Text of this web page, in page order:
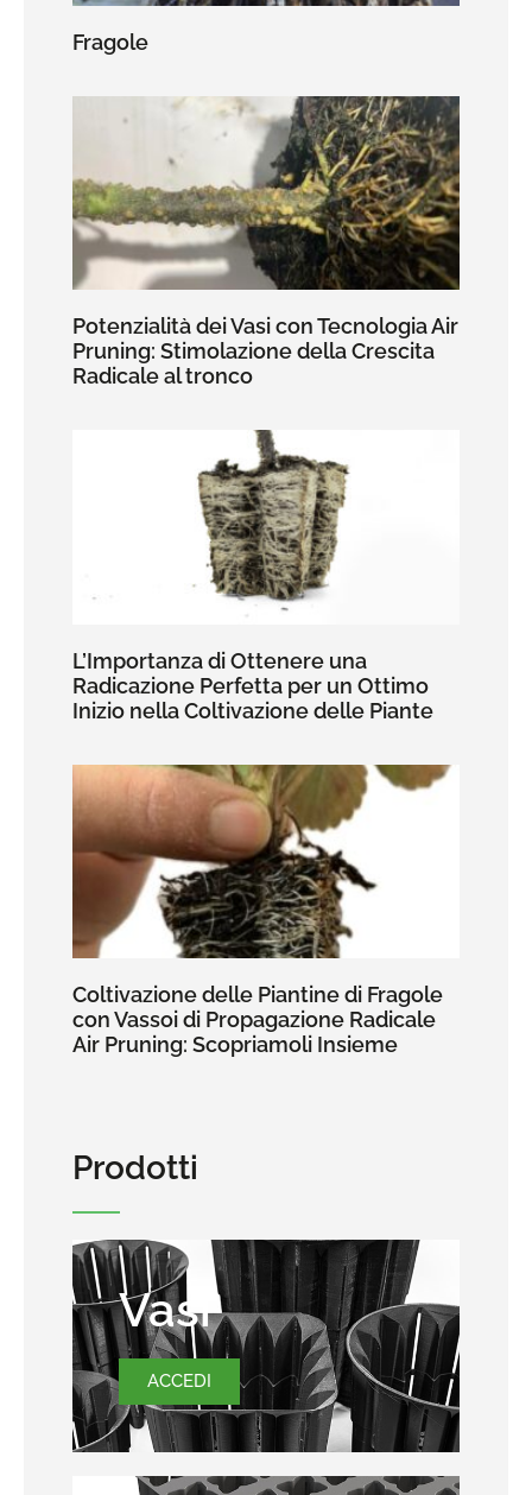
Fragole
Potenzialità dei Vasi con Tecnologia Air
Pruning: Stimolazione della Crescita
Radicale al tronco
L’Importanza di Ottenere una
Radicazione Perfetta per un Ottimo
Inizio nella Coltivazione delle Piante
Coltivazione delle Piantine di Fragole
con Vassoi di Propagazione Radicale
Air Pruning: Scopriamoli Insieme
Prodotti
Vasi
ACCEDI